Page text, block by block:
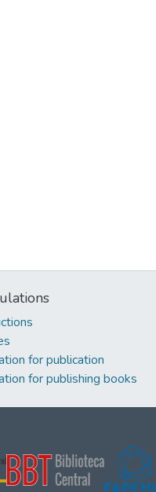
for publication
for publishing books